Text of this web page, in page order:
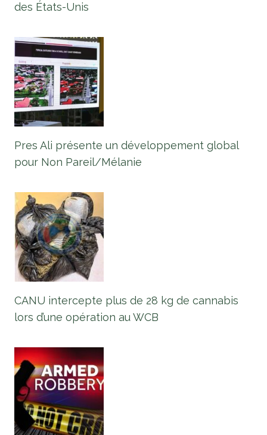
des États-Unis
Pres Ali présente un développement global
pour Non Pareil/Mélanie
CANU intercepte plus de 28 kg de cannabis
lors d’une opération au WCB